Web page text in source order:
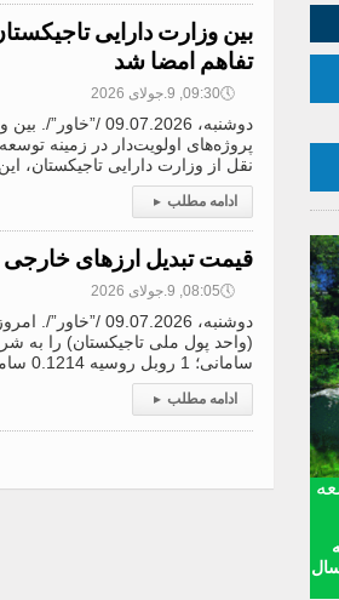
بین وزارت دارایی
تفاهم امضا شد
🕔09:30, 9.جولای 2026
دوشنبه،
پروژه‌های اولویت‌دار در زمینه
نقل از وزارت دارایی تاجیکستان، این
ادامه مطلب ▸
قیمت تبدیل ارزهای خارجی
🕔08:05, 9.جولای 2026
دوشنبه،
سامانی؛ 1 روبل روسیه 0.1214 سامانی
ادامه مطلب ▸
دسامبر سال